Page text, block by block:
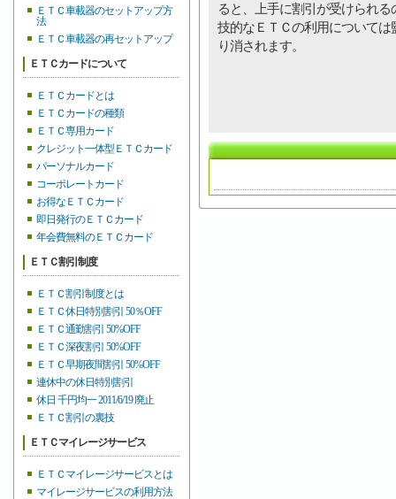
ＥＴＣ車載器のセットアップ方
法
ＥＴＣ車載器の再セットアップ
ＥＴＣカードについて
ＥＴＣカードとは
ＥＴＣカードの種類
ＥＴＣ専用カード
クレジット一体型ＥＴＣカード
パーソナルカード
コーポレートカード
お得なＥＴＣカード
即日発行のＥＴＣカード
年会費無料のＥＴＣカード
ＥＴＣ割引制度
ＥＴＣ割引制度とは
ＥＴＣ休日特別割引 50％OFF
ＥＴＣ通勤割引 50%OFF
ＥＴＣ深夜割引 50%OFF
ＥＴＣ早期夜間割引 50%OFF
連休中の休日特別割引
休日 千円均一 2011/6/19 廃止
ＥＴＣ割引の裏技
ＥＴＣマイレージサービス
ＥＴＣマイレージサービスとは
マイレージサービスの利用方法
ると、上手に割引が受けられ
技的なＥＴＣの利用について
り消されます。